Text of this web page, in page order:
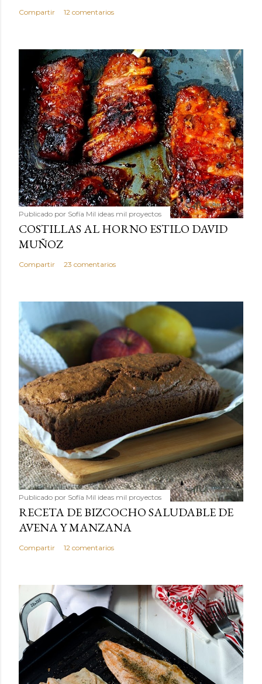
Compartir 12 comentarios
Publicado por Sofía Mil ideas mil proyectos
COSTILLAS AL HORNO ESTILO DAVID
MUÑOZ
Compartir 23 comentarios
Publicado por Sofía Mil ideas mil proyectos
RECETA DE BIZCOCHO SALUDABLE DE
AVENA Y MANZANA
Compartir 12 comentarios